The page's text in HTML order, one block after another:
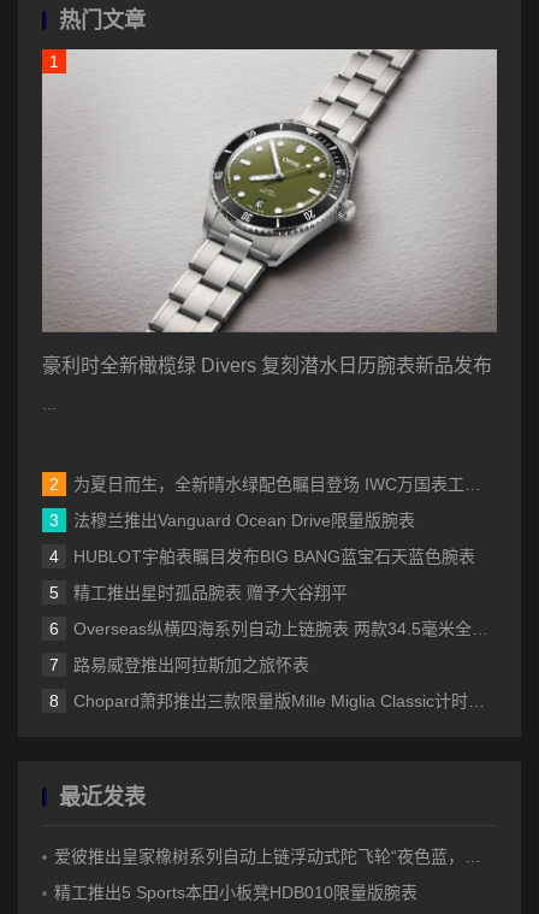
热门文章
豪利时全新橄榄绿 Divers 复刻潜水日历腕表新品发布
为夏日而生，全新晴水绿配色瞩目登场 IWC万国表工程师系列自动腕表35发布新作
法穆兰推出Vanguard Ocean Drive限量版腕表
HUBLOT宇舶表瞩目发布BIG BANG蓝宝石天蓝色腕表
精工推出星时孤品腕表 赠予大谷翔平
Overseas纵横四海系列自动上链腕表 两款34.5毫米全新款式设计 大胆醒目的绚彩配色 为运动时尚腕表增添温婉柔美的女性特质
路易威登推出阿拉斯加之旅怀表
Chopard萧邦推出三款限量版Mille Miglia Classic计时码表
最近发表
爱彼推出皇家橡树系列自动上链浮动式陀飞轮“夜色蓝，云50”陶瓷腕表
精工推出5 Sports本田小板凳HDB010限量版腕表